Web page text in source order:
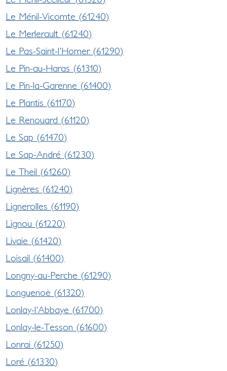
Le Ménil-Vicomte (61240)
Le Merlerault (61240)
Le Pas-Saint-l'Homer (61290)
Le Pin-au-Haras (61310)
Le Pin-la-Garenne (61400)
Le Plantis (61170)
Le Renouard (61120)
Le Sap (61470)
Le Sap-André (61230)
Le Theil (61260)
Lignères (61240)
Lignerolles (61190)
Lignou (61220)
Livaie (61420)
Loisail (61400)
Longny-au-Perche (61290)
Longuenoë (61320)
Lonlay-l'Abbaye (61700)
Lonlay-le-Tesson (61600)
Lonrai (61250)
Loré (61330)